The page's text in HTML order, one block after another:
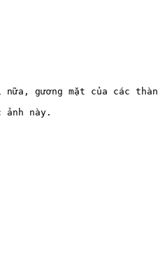
nữa, gương mặt của các
này.